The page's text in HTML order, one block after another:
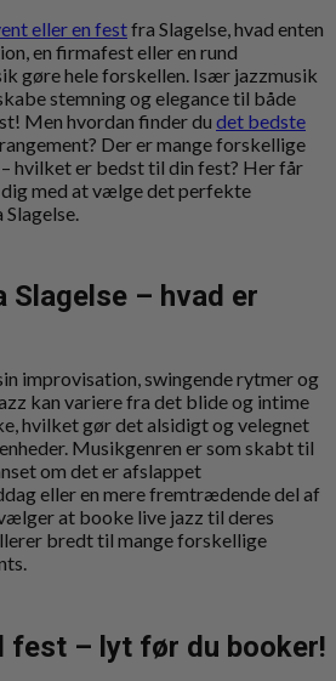
eller en festfra Slagelse, hvad enten
en firmafest eller en rund
gøre hele forskellen. Især jazzmusik
stemning og elegance til både
Men hvordan finder du det bedste
Der er mange forskellige
hvilket er bedst til din fest? Her får
med at vælge det perfekte
– hvad er
improvisation, swingende rytmer og
kan variere fra det blide og intime
hvilket gør det alsidigt og velegnet
Musikgenren er som skabt til
om det er afslappet
eller en mere fremtrædende del af
at booke live jazz til deres
bredt til mange forskellige
fest – lyt før du booker!